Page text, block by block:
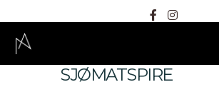
SJØMATSPIRE